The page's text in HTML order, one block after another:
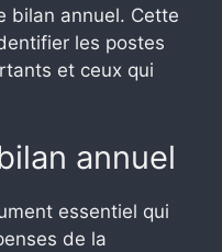
bilan annuel. Cette
les postes
et ceux qui
annuel
essentiel qui
de la